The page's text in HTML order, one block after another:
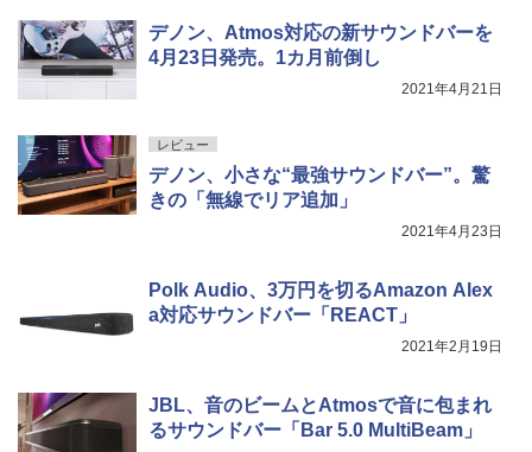
デノン、Atmos対応の新サウンドバーを
4月23日発売。1カ月前倒し
2021年4月21日
レビュー
デノン、小さな“最強サウンドバー”。驚
きの「無線でリア追加」
2021年4月23日
Polk Audio、3万円を切るAmazon Alex
a対応サウンドバー「REACT」
2021年2月19日
JBL、音のビームとAtmosで音に包まれ
るサウンドバー「Bar 5.0 MultiBeam」